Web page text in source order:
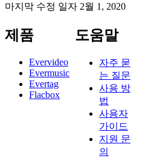
마지막 수정 일자 2월 1, 2020
제품
Evervideo
Evermusic
Evertag
Flacbox
도움말
자주 묻
는 질문
사용 방
법
사용자
가이드
지원 문
의